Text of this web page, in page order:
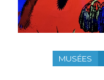
MUSÉES